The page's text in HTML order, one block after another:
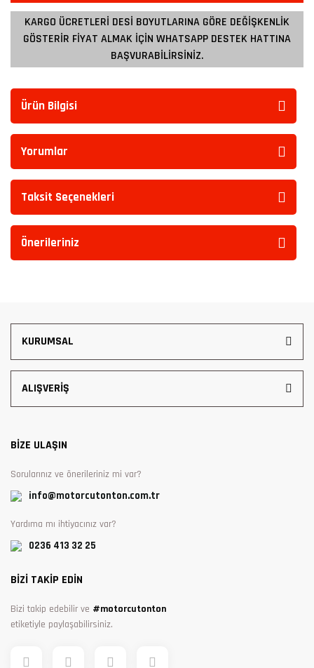
KARGO ÜCRETLERİ DESİ BOYUTLARINA GÖRE DEĞİŞKENLİK
GÖSTERİR FİYAT ALMAK İÇİN WHATSAPP DESTEK HATTINA
BAŞVURABİLİRSİNİZ.
Ürün Bilgisi
Yorumlar
Taksit Seçenekleri
Önerileriniz
KURUMSAL
ALIŞVERİŞ
BİZE ULAŞIN
Sorularınız ve önerileriniz mi var?
info@motorcutonton.com.tr
Yardıma mı ihtiyacınız var?
0236 413 32 25
BİZİ TAKİP EDİN
Bizi takip edebilir ve #motorcutonton
etiketiyle paylaşabilirsiniz.